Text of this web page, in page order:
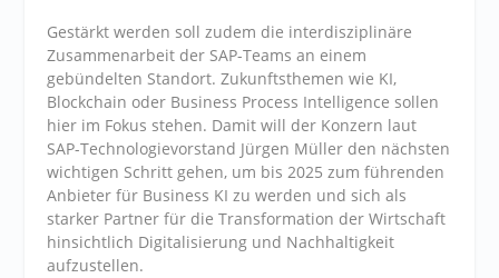
Gestärkt werden soll zudem die interdisziplinäre
Zusammenarbeit der SAP-Teams an einem
gebündelten Standort. Zukunftsthemen wie KI,
Blockchain oder Business Process Intelligence sollen
hier im Fokus stehen. Damit will der Konzern laut
SAP-Technologievorstand Jürgen Müller den nächsten
wichtigen Schritt gehen, um bis 2025 zum führenden
Anbieter für Business KI zu werden und sich als
starker Partner für die Transformation der Wirtschaft
hinsichtlich Digitalisierung und Nachhaltigkeit
aufzustellen.